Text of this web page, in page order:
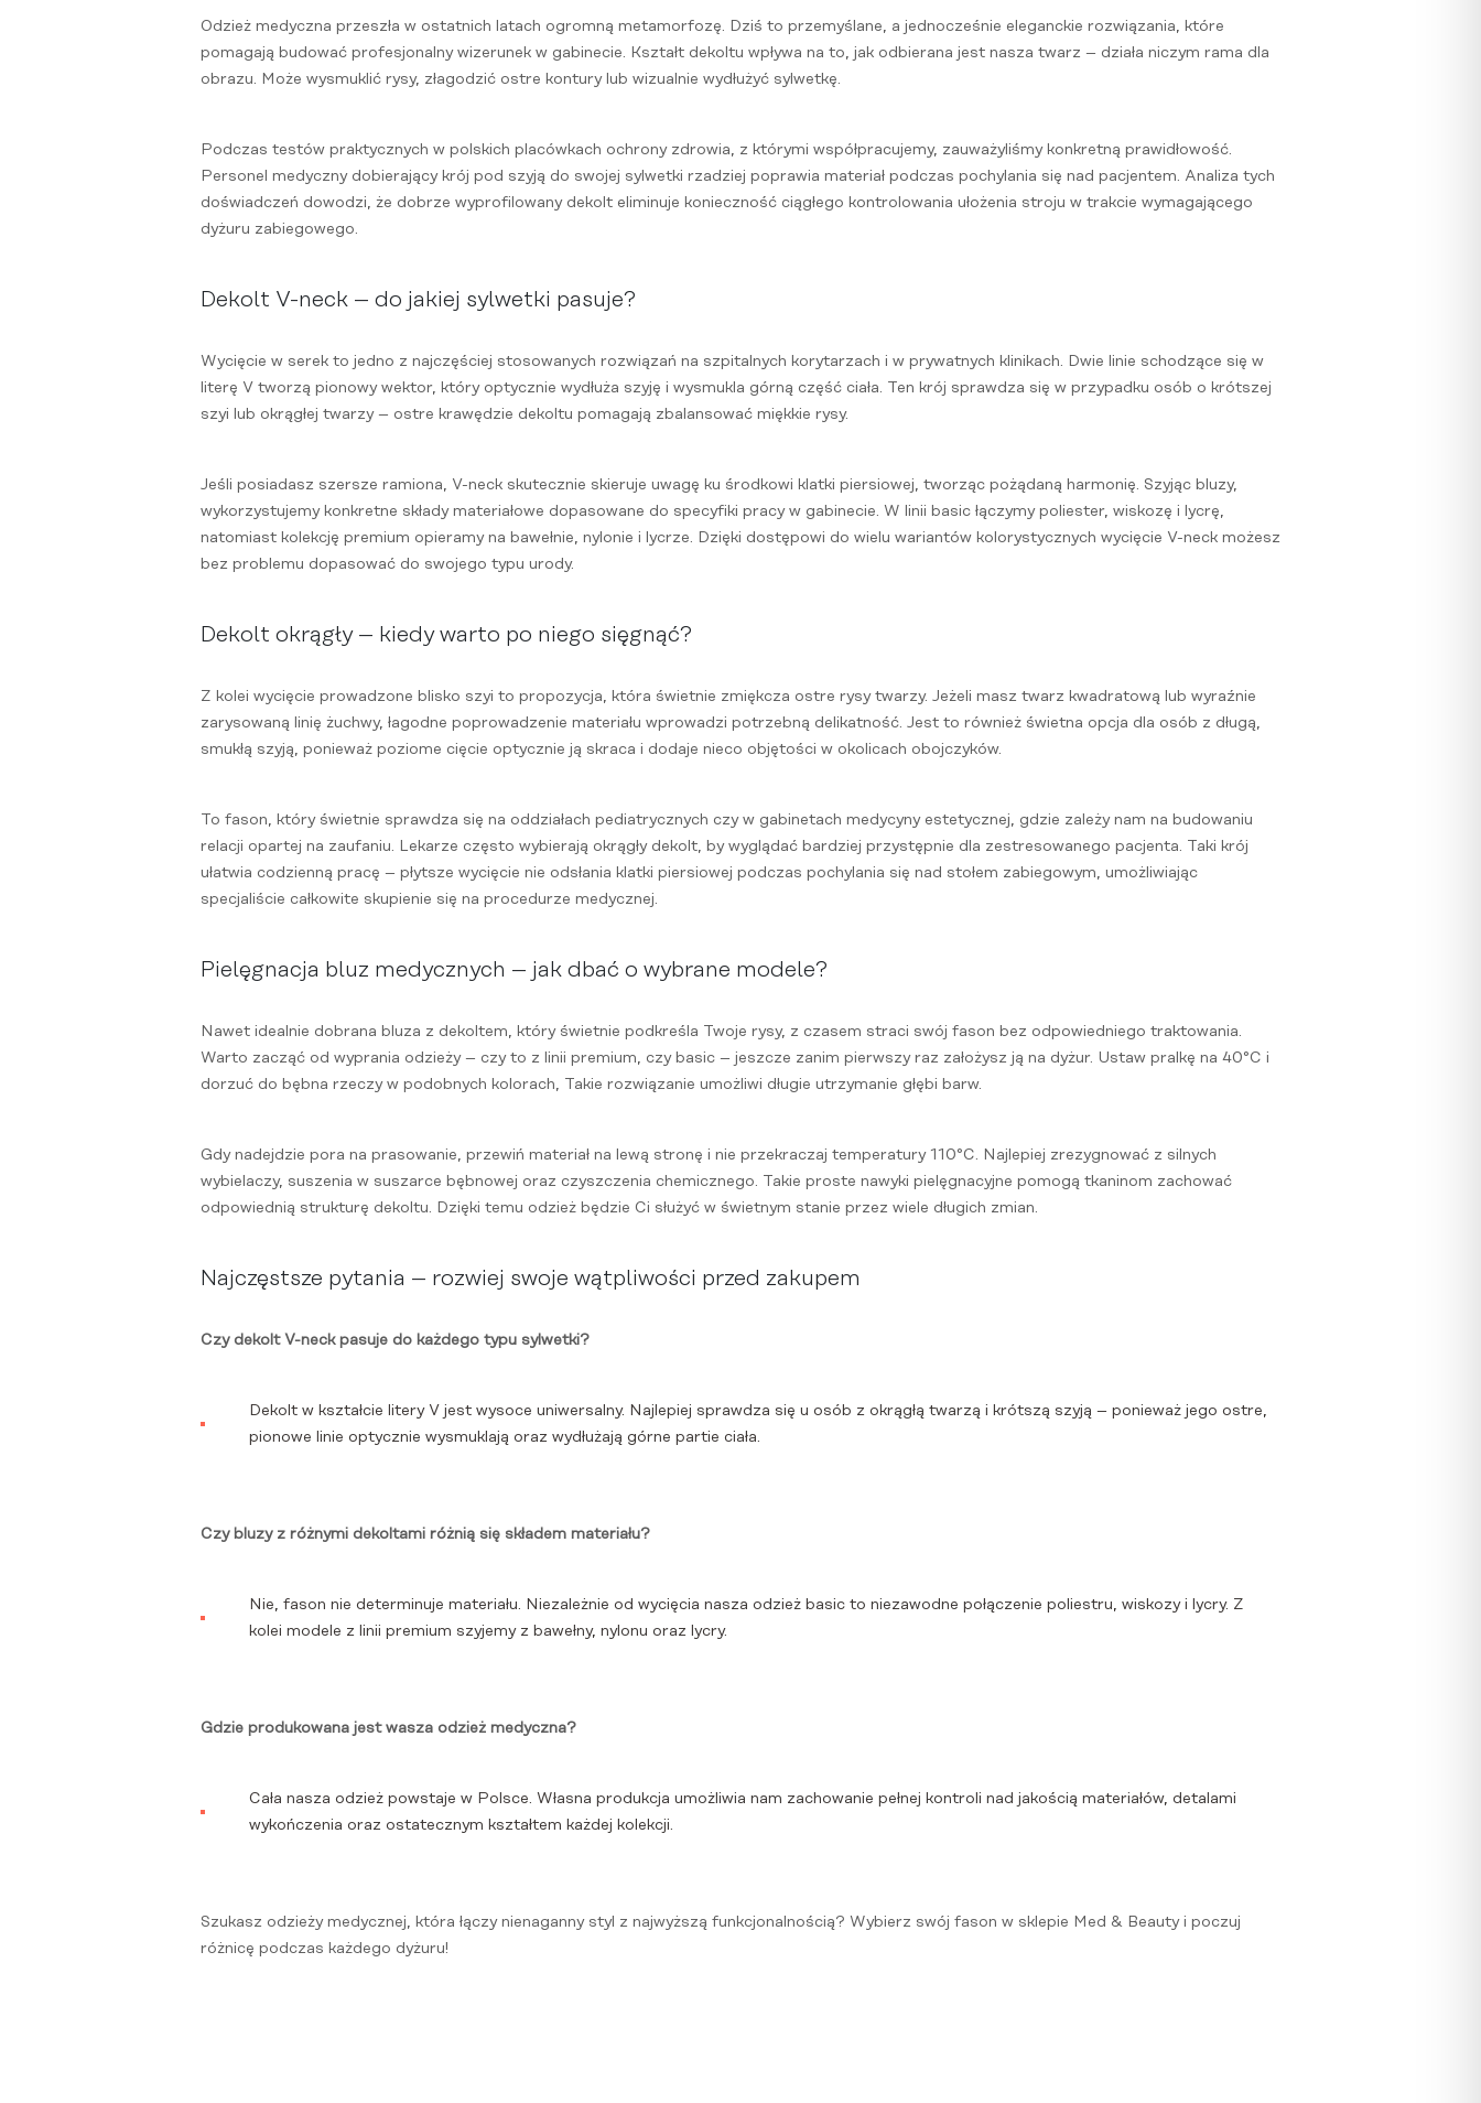
Odzież medyczna przeszła w ostatnich latach ogromną metamorfozę. Dziś to przemyślane, a jednocześnie eleganckie rozwiązania, które
pomagają budować profesjonalny wizerunek w gabinecie. Kształt dekoltu wpływa na to, jak odbierana jest nasza twarz – działa niczym rama dla
obrazu. Może wysmuklić rysy, złagodzić ostre kontury lub wizualnie wydłużyć sylwetkę.
Podczas testów praktycznych w polskich placówkach ochrony zdrowia, z którymi współpracujemy, zauważyliśmy konkretną prawidłowość.
Personel medyczny dobierający krój pod szyją do swojej sylwetki rzadziej poprawia materiał podczas pochylania się nad pacjentem. Analiza tych
doświadczeń dowodzi, że dobrze wyprofilowany dekolt eliminuje konieczność ciągłego kontrolowania ułożenia stroju w trakcie wymagającego
dyżuru zabiegowego.
Dekolt V-neck – do jakiej sylwetki pasuje?
Wycięcie w serek to jedno z najczęściej stosowanych rozwiązań na szpitalnych korytarzach i w prywatnych klinikach. Dwie linie schodzące się w
literę V tworzą pionowy wektor, który optycznie wydłuża szyję i wysmukla górną część ciała. Ten krój sprawdza się w przypadku osób o krótszej
szyi lub okrągłej twarzy – ostre krawędzie dekoltu pomagają zbalansować miękkie rysy.
Jeśli posiadasz szersze ramiona, V-neck skutecznie skieruje uwagę ku środkowi klatki piersiowej, tworząc pożądaną harmonię. Szyjąc bluzy,
wykorzystujemy konkretne składy materiałowe dopasowane do specyfiki pracy w gabinecie. W linii basic łączymy poliester, wiskozę i lycrę,
natomiast kolekcję premium opieramy na bawełnie, nylonie i lycrze. Dzięki dostępowi do wielu wariantów kolorystycznych wycięcie V-neck możesz
bez problemu dopasować do swojego typu urody.
Dekolt okrągły – kiedy warto po niego sięgnąć?
Z kolei wycięcie prowadzone blisko szyi to propozycja, która świetnie zmiękcza ostre rysy twarzy. Jeżeli masz twarz kwadratową lub wyraźnie
zarysowaną linię żuchwy, łagodne poprowadzenie materiału wprowadzi potrzebną delikatność. Jest to również świetna opcja dla osób z długą,
smukłą szyją, ponieważ poziome cięcie optycznie ją skraca i dodaje nieco objętości w okolicach obojczyków.
To fason, który świetnie sprawdza się na oddziałach pediatrycznych czy w gabinetach medycyny estetycznej, gdzie zależy nam na budowaniu
relacji opartej na zaufaniu. Lekarze często wybierają okrągły dekolt, by wyglądać bardziej przystępnie dla zestresowanego pacjenta. Taki krój
ułatwia codzienną pracę – płytsze wycięcie nie odsłania klatki piersiowej podczas pochylania się nad stołem zabiegowym, umożliwiając
specjaliście całkowite skupienie się na procedurze medycznej.
Pielęgnacja bluz medycznych – jak dbać o wybrane modele?
Nawet idealnie dobrana bluza z dekoltem, który świetnie podkreśla Twoje rysy, z czasem straci swój fason bez odpowiedniego traktowania.
Warto zacząć od wyprania odzieży – czy to z linii premium, czy basic – jeszcze zanim pierwszy raz założysz ją na dyżur. Ustaw pralkę na 40°C i
dorzuć do bębna rzeczy w podobnych kolorach, Takie rozwiązanie umożliwi długie utrzymanie głębi barw.
Gdy nadejdzie pora na prasowanie, przewiń materiał na lewą stronę i nie przekraczaj temperatury 110°C. Najlepiej zrezygnować z silnych
wybielaczy, suszenia w suszarce bębnowej oraz czyszczenia chemicznego. Takie proste nawyki pielęgnacyjne pomogą tkaninom zachować
odpowiednią strukturę dekoltu. Dzięki temu odzież będzie Ci służyć w świetnym stanie przez wiele długich zmian.
Najczęstsze pytania – rozwiej swoje wątpliwości przed zakupem
Czy dekolt V-neck pasuje do każdego typu sylwetki?
Dekolt w kształcie litery V jest wysoce uniwersalny. Najlepiej sprawdza się u osób z okrągłą twarzą i krótszą szyją – ponieważ jego ostre,
pionowe linie optycznie wysmuklają oraz wydłużają górne partie ciała.
Czy bluzy z różnymi dekoltami różnią się składem materiału?
Nie, fason nie determinuje materiału. Niezależnie od wycięcia nasza odzież basic to niezawodne połączenie poliestru, wiskozy i lycry. Z
kolei modele z linii premium szyjemy z bawełny, nylonu oraz lycry.
Gdzie produkowana jest wasza odzież medyczna?
Cała nasza odzież powstaje w Polsce. Własna produkcja umożliwia nam zachowanie pełnej kontroli nad jakością materiałów, detalami
wykończenia oraz ostatecznym kształtem każdej kolekcji.
Szukasz odzieży medycznej, która łączy nienaganny styl z najwyższą funkcjonalnością? Wybierz swój fason w sklepie Med & Beauty i poczuj
różnicę podczas każdego dyżuru!